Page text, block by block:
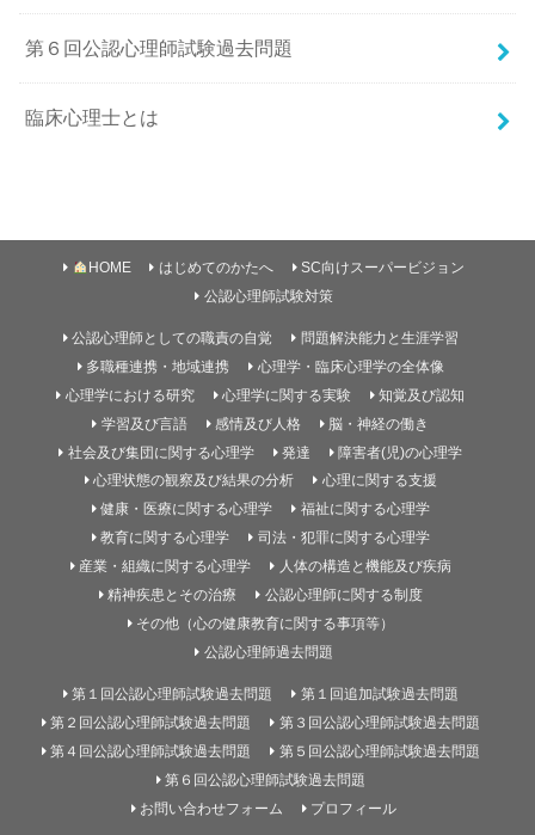
第６回公認心理師試験過去問題
臨床心理士とは
HOME はじめてのかたへ
SC向けスーパービジョン
公認心理師試験対策
公認心理師としての職責の自覚
問題解決能力と生涯学習
多職種連携・地域連携
心理学・臨床心理学の全体像
心理学における研究
心理学に関する実験
知覚及び認知
学習及び言語
感情及び人格
脳・神経の働き
社会及び集団に関する心理学
発達
障害者(児)の心理学
心理状態の観察及び結果の分析
心理に関する支援
健康・医療に関する心理学
福祉に関する心理学
教育に関する心理学
司法・犯罪に関する心理学
産業・組織に関する心理学
人体の構造と機能及び疾病
精神疾患とその治療
公認心理師に関する制度
その他（心の健康教育に関する事項等）
公認心理師過去問題
第１回公認心理師試験過去問題
第１回追加試験過去問題
第２回公認心理師試験過去問題
第３回公認心理師試験過去問題
第４回公認心理師試験過去問題
第５回公認心理師試験過去問題
第６回公認心理師試験過去問題
お問い合わせフォーム
プロフィール